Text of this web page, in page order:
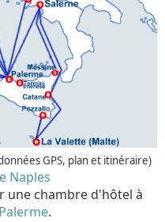
GPS, plan et itinéraire)
Naples
une chambre d'hôtel à
Palerme.